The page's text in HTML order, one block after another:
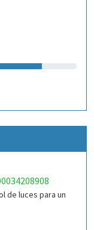
de luces para un